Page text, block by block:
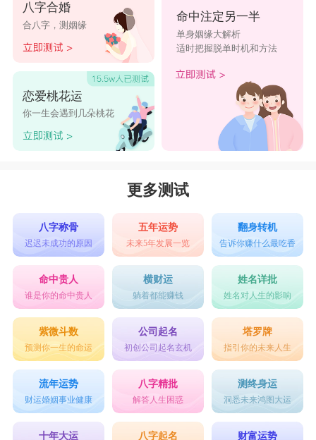
八字合婚
合八字，测姻缘
恋爱桃花运
你一生会遇到几朵桃花
命中注定另一半
单身姻缘大解析
适时把握脱单时机和方法
更多测试
八字称骨
迟迟未成功的原因
五年运势
未来5年发展一览
翻身转机
告诉你赚什么最吃香
命中贵人
谁是你的命中贵人
横财运
躺着都能赚钱
姓名详批
姓名对人生的影响
紫微斗数
预测你一生的命运
公司起名
初创公司起名玄机
塔罗牌
指引你的未来人生
流年运势
财运婚姻事业健康
八字精批
解答人生困惑
测终身运
洞悉未来鸿图大运
十年大运 八字起名 财富运势